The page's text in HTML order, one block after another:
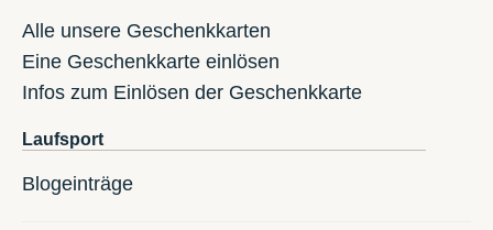
Alle unsere Geschenkkarten
Eine Geschenkkarte einlösen
Infos zum Einlösen der Geschenkkarte
Laufsport
Blogeinträge